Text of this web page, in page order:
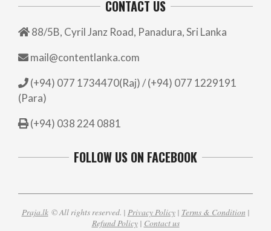
CONTACT US
88/5B, Cyril Janz Road, Panadura, Sri Lanka
mail@contentlanka.com
(+94) 077 1734470(Raj) / (+94) 077 1229191
(Para)
(+94) 038 224 0881
FOLLOW US ON FACEBOOK
Praja.lk© All rights reserved. | Privacy Policy| Terms & Condition |
Refund Policy| Contact us